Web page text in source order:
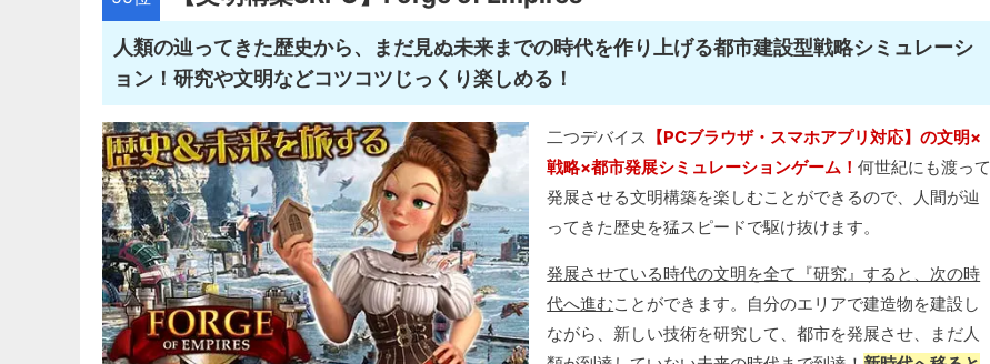
人類の辿ってきた歴史から、まだ見ぬ未来までの時代を作り上げる都市建設型戦略シミュレーシ
ョン！研究や文明などコツコツじっくり楽しめる！
二つデバイス
【PCブラウザ・スマホアプリ対応】の文明×
戦略×都市発展シミュレーションゲーム！何世紀にも渡って
発展させる文明構築を楽しむことができるので、人間が辿
ってきた歴史を猛スピードで駆け抜けます。
発展させている時代の文明を全て『研究』すると、次の時
代へ進むことができます。自分のエリアで建造物を建設し
ながら、新しい技術を研究して、都市を発展させ、まだ人